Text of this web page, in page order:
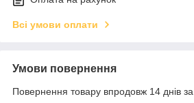
Всі умови оплати
Умови повернення
Повернення товару впродовж 14 днів